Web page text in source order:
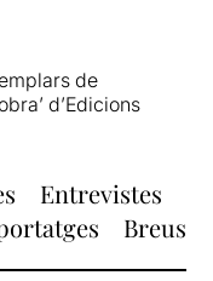
de
d’Edicions
Entrevistes
Breus